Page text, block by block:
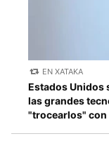
EN XATAKA
Estados Unidos
las grandes
"trocearlos" con